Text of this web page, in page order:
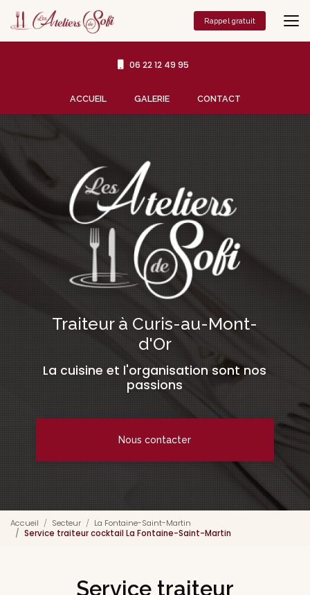
contenu
principal
06 22 12 49 95
ACCUEIL GALERIE CONTACT
Rappel gratuit
Traiteur à Curis-au-Mont-
d'Or
La cuisine et l'organisation sont nos
passions
Nous contacter
Accueil Secteur
La Fontaine-Saint-Martin
Service traiteur cocktail La Fontaine-Saint-Martin
Service traiteur